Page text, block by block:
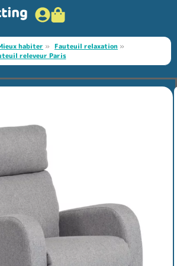
habiter » Fauteuil relaxation »
releveur Paris